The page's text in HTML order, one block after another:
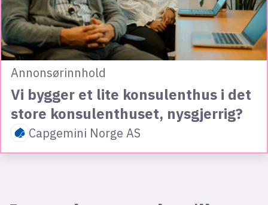
Annonsørinnhold
Vi bygger et lite konsulenthus i det
store konsulenthuset, nysgjerrig?
Capgemini Norge AS